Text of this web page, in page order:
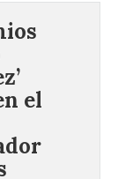
el